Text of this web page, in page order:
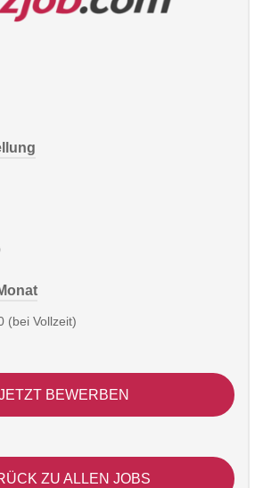
(bei Vollzeit)
BEWERBEN
ZU ALLEN JOBS